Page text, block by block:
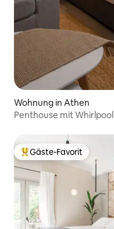
Wohnung in Athen
Penthouse mit Whirlpool
Beliebter Gäste-Favorit.
Gäste-Favorit